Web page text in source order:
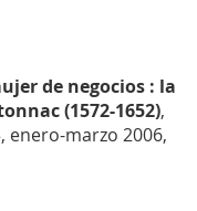
de negocios : la
(1572-1652),
enero-marzo 2006,